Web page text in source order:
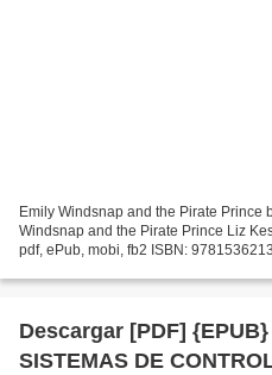
Emily Windsnap and the Pirate Prince
Windsnap and the Pirate Prince Liz
pdf, ePub, mobi, fb2 ISBN:
Descargar [PDF]
SISTEMAS DE